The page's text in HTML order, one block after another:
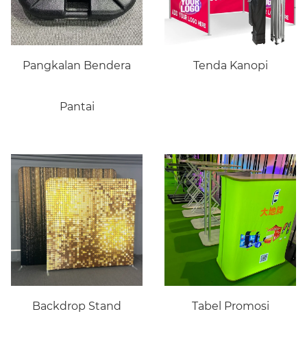
Pangkalan Bendera
Pantai
Tenda Kanopi
Backdrop Stand Tabel Promosi